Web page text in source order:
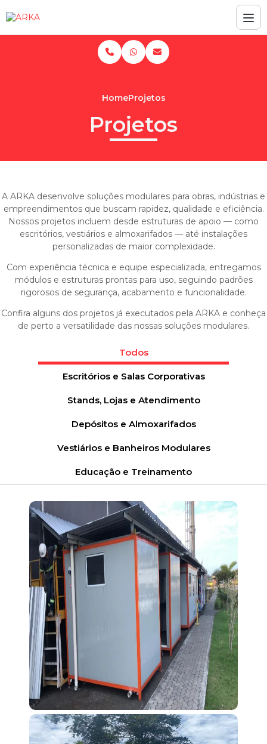
HomeProjetos
Projetos
A ARKA desenvolve soluções modulares para obras, indústrias e
empreendimentos que buscam rapidez, qualidade e eficiência.
Nossos projetos incluem desde estruturas de apoio — como
escritórios, vestiários e almoxarifados — até instalações
personalizadas de maior complexidade.
Com experiência técnica e equipe especializada, entregamos
módulos e estruturas prontas para uso, seguindo padrões
rigorosos de segurança, acabamento e funcionalidade.
Confira alguns dos projetos já executados pela ARKA e conheça
de perto a versatilidade das nossas soluções modulares.
Todos
Escritórios e Salas Corporativas
Stands, Lojas e Atendimento
Depósitos e Almoxarifados
Vestiários e Banheiros Modulares
Educação e Treinamento